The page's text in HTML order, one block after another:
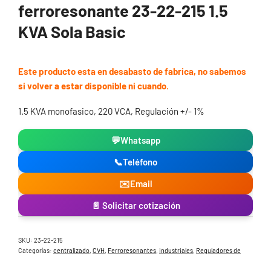
ferroresonante 23-22-215 1.5
KVA Sola Basic
Este producto esta en desabasto de fabrica, no sabemos
si volver a estar disponible ni cuando.
1.5 KVA monofasico, 220 VCA, Regulación +/- 1%
💬Whatsapp
📞Teléfono
✉️Email
📄 Solicitar cotización
SKU: 23-22-215
Categorías: centralizado, CVH, Ferroresonantes, industriales, Reguladores de